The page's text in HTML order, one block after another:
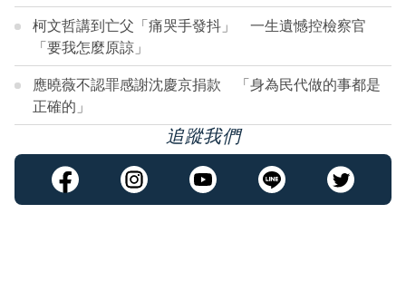
柯文哲講到亡父「痛哭手發抖」 一生遺憾控檢察官
「要我怎麼原諒」
應曉薇不認罪感謝沈慶京捐款 「身為民代做的事都是
正確的」
追蹤我們